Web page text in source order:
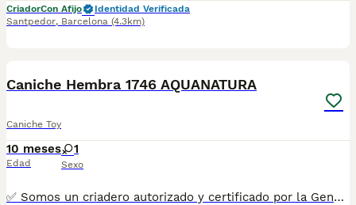
CriadorCon Afijo
Identidad Verificada
Santpedor, Barcelona (4.3km)
Caniche Hembra 1746 AQUANATURA
Caniche Toy
10 meses
Edad
1
Sexo
✅ Somos un criadero autorizado y certificado por la Generalitat de Catalunya. PARA MÁS INFORMACIÓN: ☎️ 933095977 📱 685878504 / 674320847 💻 www.aquanatura.es 🚙 Hacemos envíos 📌 Calle Roger de Flor 45, muy cerca del Arc de Triomf de Barcelona, de Lunes a Sábados. Se entregan con la mayoría de sus vacunas, desparasitados interna y externamente, con microchip y su registro, cartilla sanitaria y contrato de garantías, bajo la supervisión de nuestro equipo veterinario. AQUANATURA